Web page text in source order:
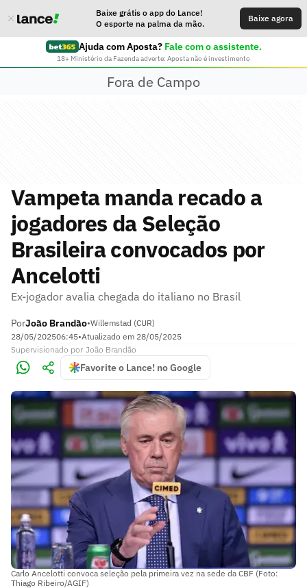
Baixe grátis o app do Lance!
O esporte na palma da mão.
Baixe agora
Ajuda com Aposta? Fale com o assistente.
18+ Ministério da Fazenda adverte: Aposta não é investimento
Fora de Campo
Vampeta manda recado a
jogadores da Seleção
Brasileira convocados por
Ancelotti
Ex-jogador avalia chegada do italiano no Brasil
PorJoão Brandão•Willemstad (CUR)
28/05/202506:45•Atualizado em 28/05/2025
Supervisionado por João Brandão
Favorite o Lance! no Google
Carlo Ancelotti convoca seleção pela primeira vez na sede da CBF (Foto:
Thiago Ribeiro/AGIF)